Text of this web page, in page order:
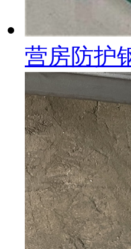
营房防护